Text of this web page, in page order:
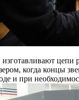
изготавливают
когда концы
и при